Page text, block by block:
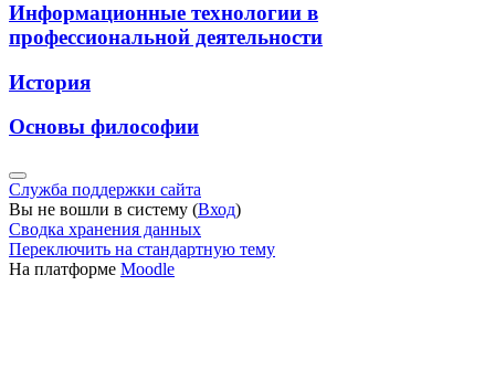
Информационные технологии в
профессиональной деятельности
История
Основы философии
Служба поддержки сайта
Вы не вошли в систему (Вход)
Сводка хранения данных
Переключить на стандартную тему
На платформе Moodle